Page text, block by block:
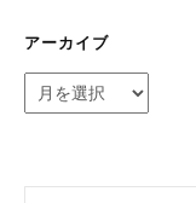
アーカイブ
ー
ブ